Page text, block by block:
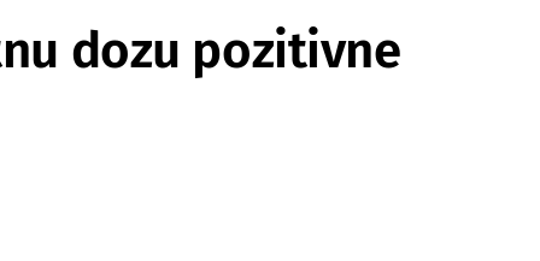
dozu pozitivne